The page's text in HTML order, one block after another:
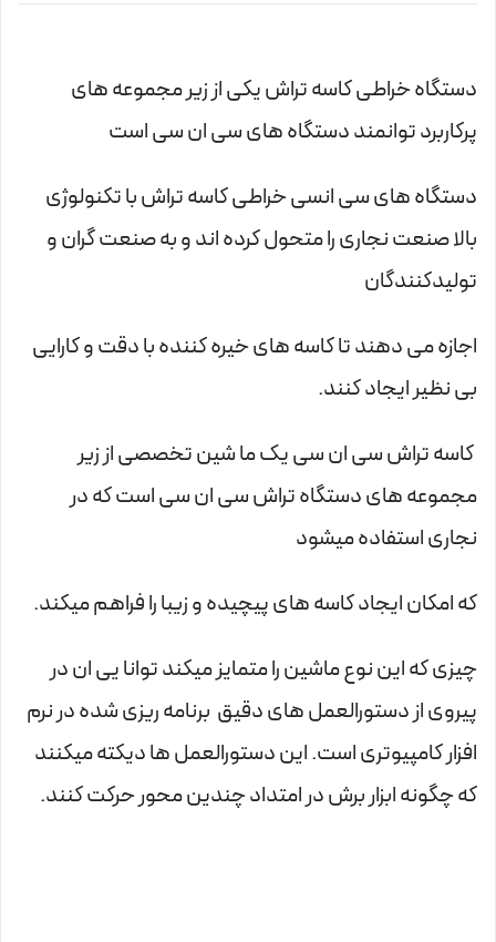
دستگاه خراطی کاسه تراش یکی از زیر مجموعه های
پرکاربرد توانمند دستگاه های سی ان سی است
دستگاه های سی انسی خراطی کاسه تراش با تکنولوژی
بالا صنعت نجاری را متحول کرده اند و به صنعت گران و
تولیدکنندگان
اجازه می دهند تا کاسه های خیره کننده با دقت و کارایی
بی نظیر ایجاد کنند.
کاسه تراش سی ان سی یک ما شین تخصصی از زیر
مجموعه های دستگاه تراش سی ان سی است که در
نجاری استفاده میشود
که امکان ایجاد کاسه های پیچیده و زیبا را فراهم میکند.
چیزی که این نوع ماشین را متمایز میکند توانا یی ان در
پیروی از دستورالعمل های دقیق برنامه ریزی شده در نرم
افزار کامپیوتری است. این دستورالعمل ها دیکته میکنند
که چگونه ابزار برش در امتداد چندین محور حرکت کنند.